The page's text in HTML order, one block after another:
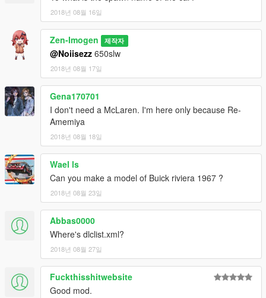
2018년 08월 16일
Zen-Imogen 제작자
@Noiisezz 650slw
2018년 08월 17일
Gena170701
I don't need a McLaren. I'm here only because Re-
Amemiya
2018년 08월 18일
Wael ls
Can you make a model of Buick riviera 1967 ?
2018년 08월 23일
Abbas0000
Where's dlclist.xml?
2018년 08월 27일
Fuckthisshitwebsite
Good mod.